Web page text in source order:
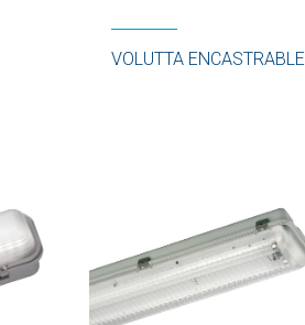
VOLUTTA ENCASTRABLE